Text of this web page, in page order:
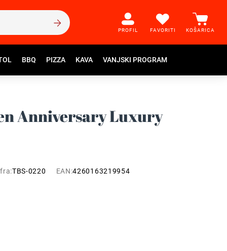
PROFIL FAVORITI KOŠARICA
BBQ PIZZA KAVA VANJSKI PROGRAM
Anniversary Luxury
TBS-0220 EAN:4260163219954